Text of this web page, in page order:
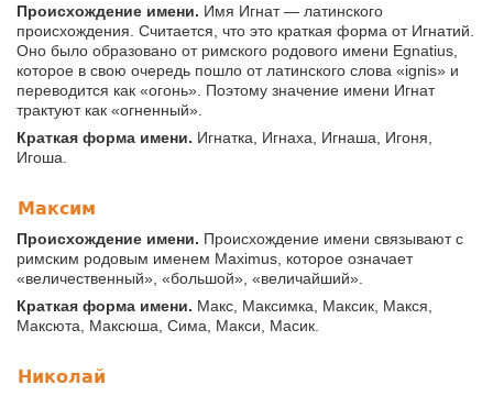
Происхождение имени. Имя Игнат — латинского
происхождения. Считается, что это краткая форма от Игнатий.
Оно было образовано от римского родового имени Egnatius,
которое в свою очередь пошло от латинского слова «ignis» и
переводится как «огонь». Поэтому значение имени Игнат
трактуют как «огненный».
Краткая форма имени. Игнатка, Игнаха, Игнаша, Игоня,
Игоша.
Максим
Происхождение имени. Происхождение имени связывают с
римским родовым именем Maximus, которое означает
«величественный», «большой», «величайший».
Краткая форма имени. Макс, Максимка, Максик, Макся,
Максюта, Максюша, Сима, Макси, Масик.
Николай